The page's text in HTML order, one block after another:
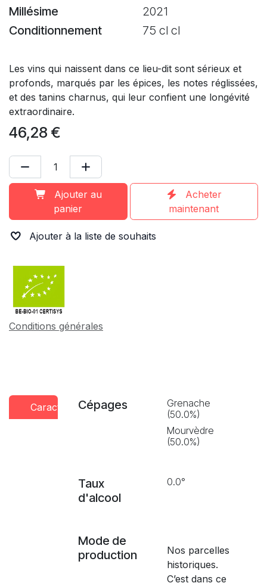
Millésime
2021
Conditionnement
75 cl cl
Les vins qui naissent dans ce lieu-dit sont sérieux et
profonds, marqués par les épices, les notes réglissées,
et des tanins charnus, qui leur confient une longévité
extraordinaire.
46,28 €
Ajouter au
panier
Acheter
maintenant
Ajouter à la liste de souhaits
Conditions générales
Caractéristiques
Conseils
dégustation
Cépages
Grenache
(50.0%)
Mourvèdre
(50.0%)
Taux
d'alcool
0.0°
Mode de
production
Nos parcelles
historiques.
C’est dans ce